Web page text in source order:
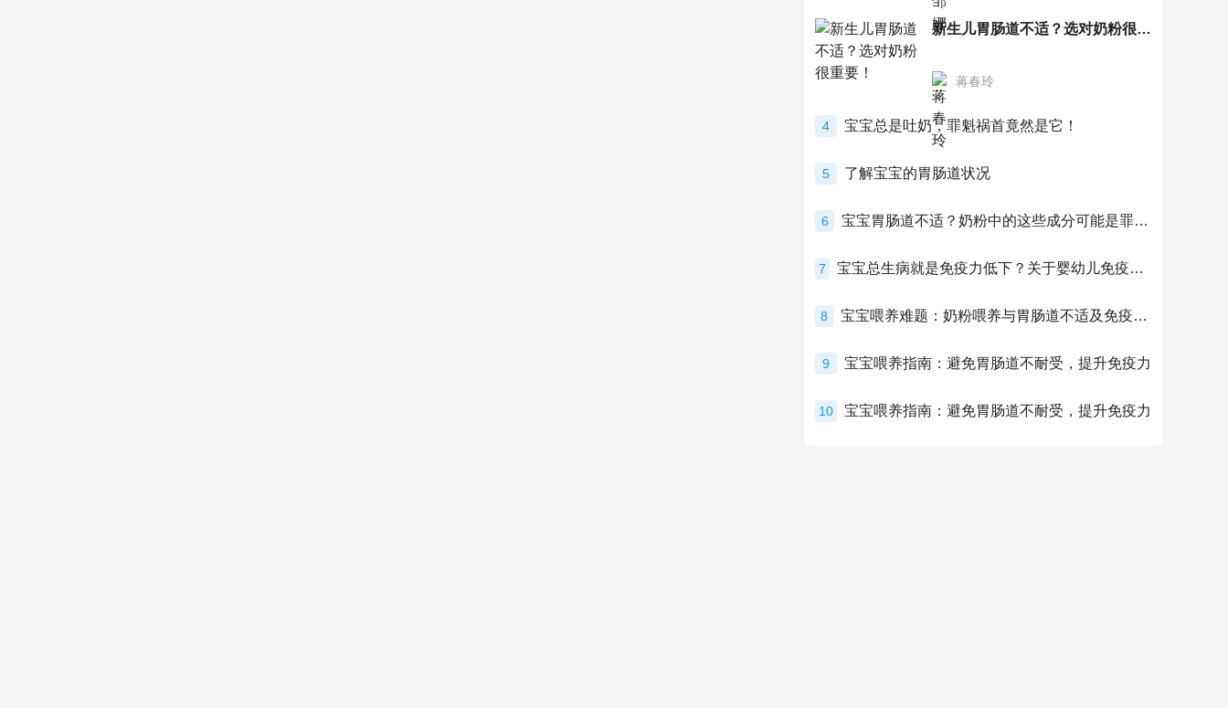
新生儿胃肠道不适？选对奶粉很重要！
蒋春玲
4 宝宝总是吐奶，罪魁祸首竟然是它！
5 了解宝宝的胃肠道状况
6 宝宝胃肠道不适？奶粉中的这些成分可能是罪魁祸首！
7 宝宝总生病就是免疫力低下？关于婴幼儿免疫力的真相，家长必须了解！
8 宝宝喂养难题：奶粉喂养与胃肠道不适及免疫力提升的奥秘
9 宝宝喂养指南：避免胃肠道不耐受，提升免疫力
10 宝宝喂养指南：避免胃肠道不耐受，提升免疫力